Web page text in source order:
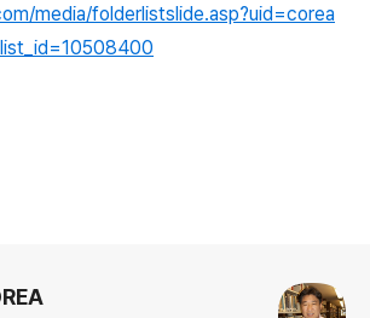
media/folderlistslide.asp?uid=corea